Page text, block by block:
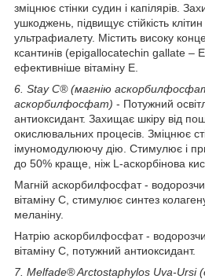
зміцнює стінки судин і капілярів.
ушкоджень, підвищує стійкість
ультрафиалету. Містить високу
ксантинів (epigallocatechin gallate –
ефективніше вітаміну E.
6. Stay C® (магнію
аскорбилфосфат) - Потужний
антиоксидант. Захищає шкіру від
окислювальних процесів. Зміцнює
імуномодулюючу дію. Стимулює і
до 50% краще, ніж L-аскорбінова
Магній аскорбилфосфат -
вітаміну C, стимулює синтез
меланіну.
Натрію аскорбилфосфат -
вітаміну C, потужний антиоксидант.
7. Melfade® Arctostaphylos Uva-Ursi